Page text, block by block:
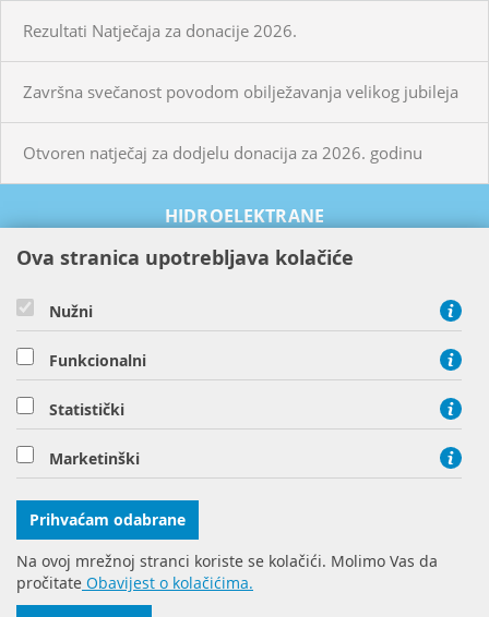
Rezultati Natječaja za donacije 2026.
Završna svečanost povodom obilježavanja velikog jubileja
Otvoren natječaj za dodjelu donacija za 2026. godinu
HIDROELEKTRANE
TERMOELEKTRANE
O NAMA
HEP Proizvodnja d.o.o. - član HEP grupe, Zagorska ulica 1,
10000 Zagreb
tel: + 385 1 63 22 987, fax: + 385 1 61 72 016
© Copyright 2016 HEP d.d.
Ova stranica upotrebljava kolačiće
Nužni
Funkcionalni
Statistički
Marketinški
Prihvaćam odabrane
Na ovoj mrežnoj stranci koriste se kolačići. Molimo Vas da
pročitate Obavijest o kolačićima.